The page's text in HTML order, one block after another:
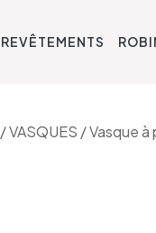
REVÊTEMENTS
/VASQUES /Vasque à